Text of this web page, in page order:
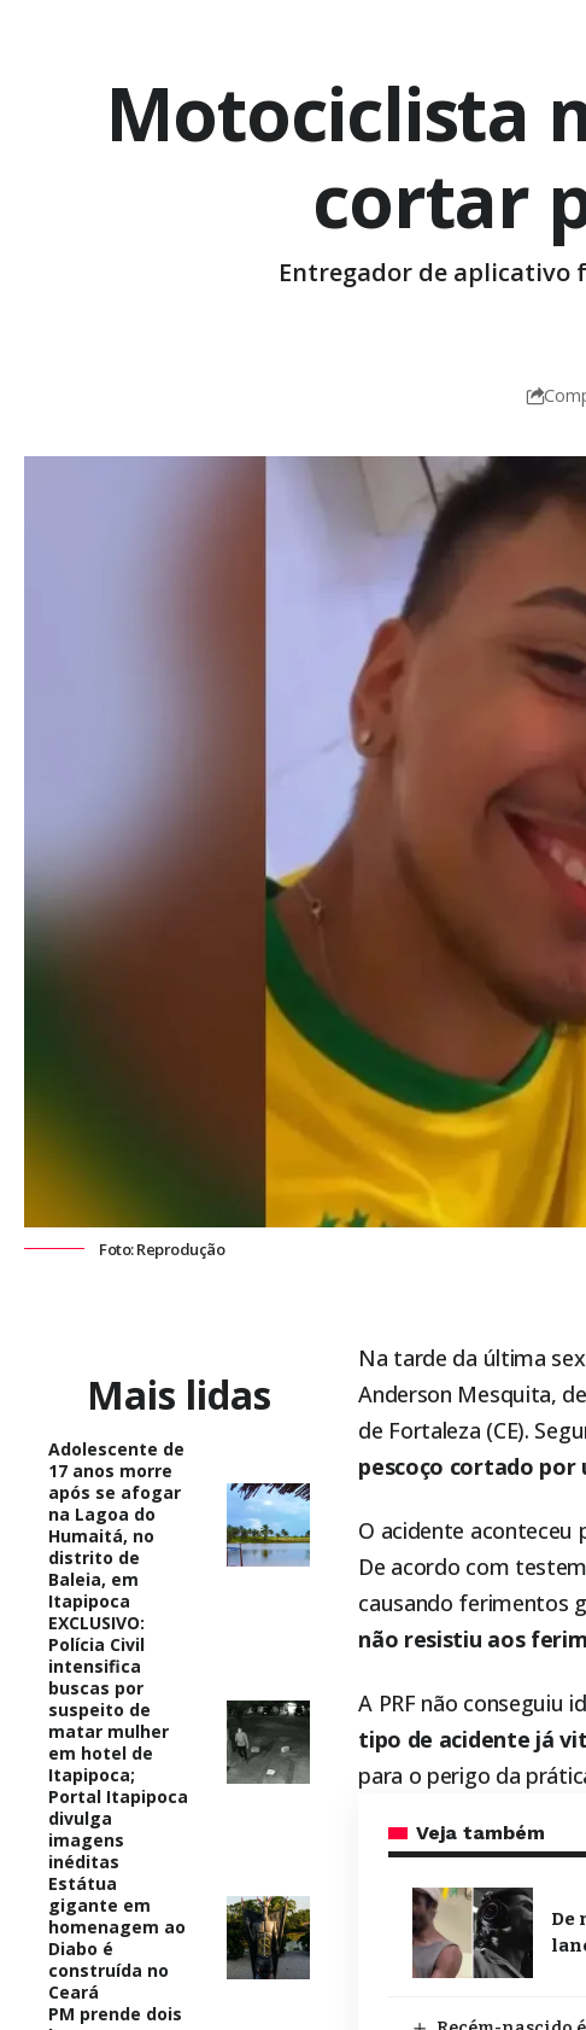
Motociclista
cortar
Entregador de aplicativo
Foto: Reprodução
Mais lidas
Adolescente de
17 anos morre
após se afogar
na Lagoa do
Humaitá, no
distrito de
Baleia, em
Itapipoca
EXCLUSIVO:
Polícia Civil
intensifica
buscas por
suspeito de
matar mulher
em hotel de
Itapipoca;
Portal Itapipoca
divulga
imagens
inéditas
Estátua
gigante em
homenagem ao
Diabo é
construída no
Ceará
PM prende dois
Na tarde da última
Anderson Mesquita,
de Fortaleza (CE).
pescoço cortado por
O acidente aconteceu
De acordo com
causando ferimentos
não resistiu aos
A PRF não conseguiu
tipo de acidente já
para o perigo da
Veja também
De